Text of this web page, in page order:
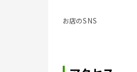
お店のSNS